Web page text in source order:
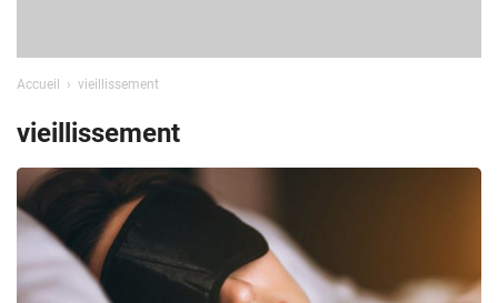
Accueil vieillissement
vieillissement